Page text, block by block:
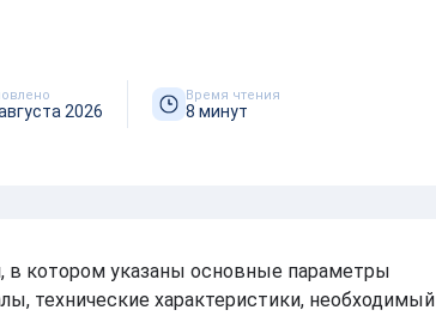
2026
Время чтения
8 минут
в котором указаны основные параметры
технические характеристики, необходимый